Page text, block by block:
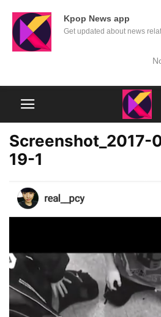
Kpop News app
Get updated about news
19-1